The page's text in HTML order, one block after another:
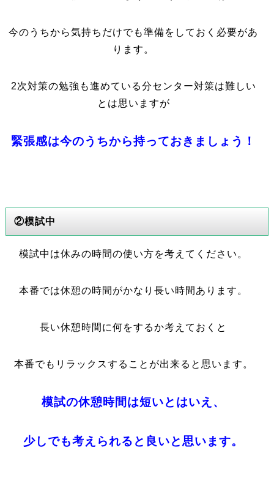
今のうちから気持ちだけでも準備をしておく必要があ
ります。
2次対策の勉強も進めている分センター対策は難しい
とは思いますが
緊張感は今のうちから持っておきましょう！
②模試中
模試中は休みの時間の使い方を考えてください。
本番では休憩の時間がかなり長い時間あります。
長い休憩時間に何をするか考えておくと
本番でもリラックスすることが出来ると思います。
模試の休憩時間は短いとはいえ、
少しでも考えられると良いと思います。